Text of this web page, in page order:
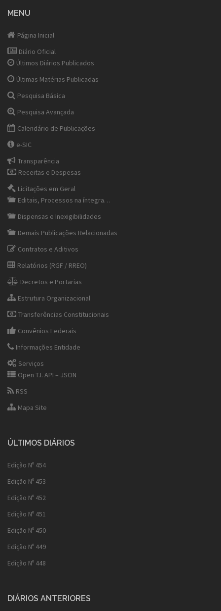
MENU
Página Inicial
Diário Oficial
Últimos Diários Publicados
Últimas Matérias Publicadas
Pesquisa Básica
Pesquisa Avançada
Calendário de Publicações
e-SIC
Transparência
Receitas e Despesas
Licitações em Geral
Editais, Processos na íntegra…
Dispensas e Inexigibilidades
Demais Publicações Relacionadas
Contratos e Aditivos
Relatórios (RGF / RREO)
Decretos e Portarias
Estrutura Organizacional
Transferências Constitucionais
Convênios Federais
Informações Entidade
Serviços
Open T.I. API – JSON
RSS
Mapa Site
ÚLTIMOS DIÁRIOS
Edição Nº 454
Edição Nº 453
Edição Nº 452
Edição Nº 451
Edição Nº 450
Edição Nº 449
Edição Nº 448
DIÁRIOS ANTERIORES